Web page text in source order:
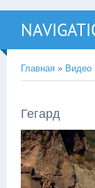
Главная » Видео
Гегард